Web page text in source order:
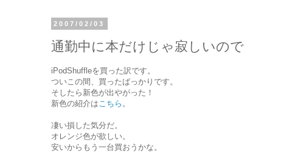
2007/02/03
通勤中に本だけじゃ寂しいので
iPodShuffleを買った訳です。
ついこの間、買ったばっかりです。
そしたら新色が出やがった！
新色の紹介は こちら 。
凄い損した気分だ。
オレンジ色が欲しい。
安いからもう一台買おうかな。